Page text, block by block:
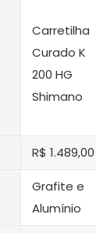
Carretilha
Curado K
200 HG
Shimano
R$ 1.489,00
Grafite e
Alumínio